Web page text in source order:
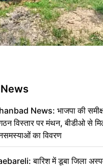
News: भाजपा की
विस्तार पर मंथन, बीडीओ से
का विवरण
बारिश में डूबा जिला